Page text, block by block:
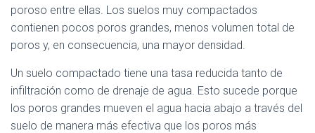
poroso entre ellas. Los suelos muy compactados
contienen pocos poros grandes, menos volumen total de
poros y, en consecuencia, una mayor densidad.
Un suelo compactado tiene una tasa reducida tanto de
infiltración como de drenaje de agua. Esto sucede porque
los poros grandes mueven el agua hacia abajo a través del
suelo de manera más efectiva que los poros más